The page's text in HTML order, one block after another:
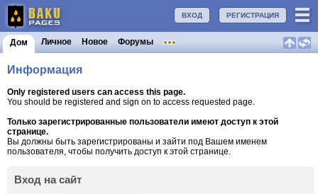
РЕГИСТРАЦИЯ
ВХОД
Дом Личное Новое Форумы
Информация
Only registered users can access this page.
You should be registered and sign on to access requested page.
Только зарегистрированные пользователи имеют доступ к этой
странице.
Вы должны быть зарегистрированы и зайти под Вашем именем
пользователя, чтобы получить доступ к этой странице.
Вход на сайт